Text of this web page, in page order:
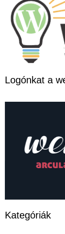
Logónkat a
Kategóriák